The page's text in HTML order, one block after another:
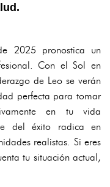
2025 pronostica un
Con el Sol en
de Leo se verán
perfecta para tomar
en tu vida
del éxito radica en
realistas. Si eres
tu situación actual,